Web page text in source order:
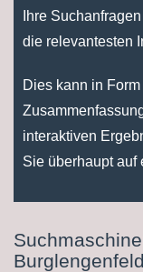
Ihre
die relevantesten
Dies kann in
interaktiven
Sie überhaupt auf